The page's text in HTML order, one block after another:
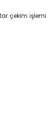
çekim işlemi